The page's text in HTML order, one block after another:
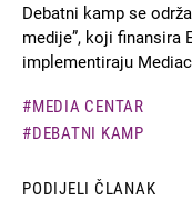
Debatni kamp se
medije”, koji finansira
implementiraju
MEDIA CENTAR
DEBATNI KAMP
PODIJELI ČLANAK